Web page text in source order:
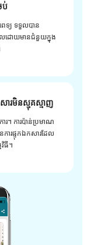
ប់
េទ្យ ទទួលបាន
ាលដោយមានជំនួយក្នុង
ារមិនស្មុគស្មាញ
រ។ ការប៉ាន់ប្រមាណ
រផ្ទុកឯកសារដែល
ធី។